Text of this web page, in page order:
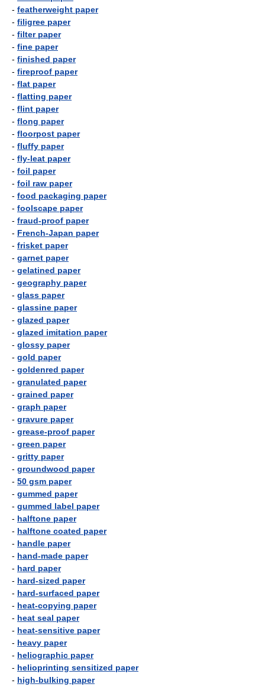
- featherweight paper
- filigree paper
- filter paper
- fine paper
- finished paper
- fireproof paper
- flat paper
- flatting paper
- flint paper
- flong paper
- floorpost paper
- fluffy paper
- fly-leat paper
- foil paper
- foil raw paper
- food packaging paper
- foolscape paper
- fraud-proof paper
- French-Japan paper
- frisket paper
- garnet paper
- gelatined paper
- geography paper
- glass paper
- glassine paper
- glazed paper
- glazed imitation paper
- glossy paper
- gold paper
- goldenred paper
- granulated paper
- grained paper
- graph paper
- gravure paper
- grease-proof paper
- green paper
- gritty paper
- groundwood paper
- 50 gsm paper
- gummed paper
- gummed label paper
- halftone paper
- halftone coated paper
- handle paper
- hand-made paper
- hard paper
- hard-sized paper
- hard-surfaced paper
- heat-copying paper
- heat seal paper
- heat-sensitive paper
- heavy paper
- heliographic paper
- helioprinting sensitized paper
- high-bulking paper